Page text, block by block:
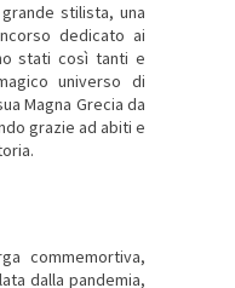
stilista, una
dedicato ai
stati così tanti e
universo di
Magna Grecia da
grazie ad abiti e
commemortiva,
dalla pandemia,